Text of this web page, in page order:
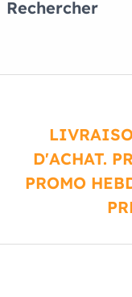
Rechercher
D'ACHAT.
PROMO